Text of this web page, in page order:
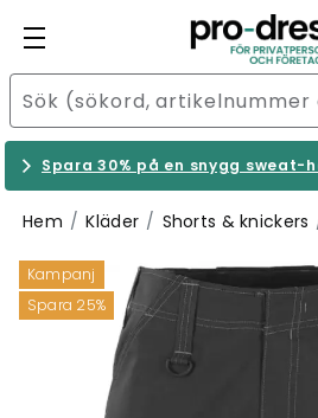
Spara 30% på en snygg sweat-
Hem Kläder Shorts & knickers
Kampanj
Spara 25%